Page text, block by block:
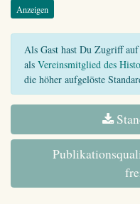
Anzeigen
Als Gast hast Du Zugriff
als Vereinsmitglied des
die höher aufgelöste